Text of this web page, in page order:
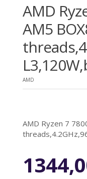
AMD
AM5
AMD
AMD Ryzen 7